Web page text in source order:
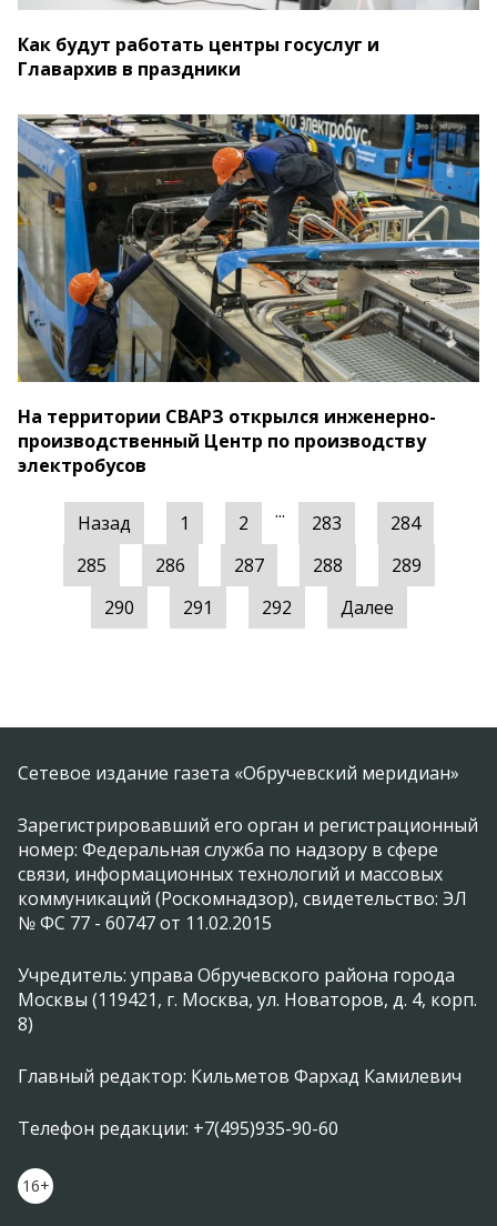
Как будут работать центры госуслуг и
Главархив в праздники
На территории СВАРЗ открылся инженерно-
производственный Центр по производству
электробусов
Назад 1 2 ... 283
284
285
286 287 288
289
290
291 292 Далее
Сетевое издание газета «Обручевский меридиан»
Зарегистрировавший его орган и регистрационный
номер: Федеральная служба по надзору в сфере
связи, информационных технологий и массовых
коммуникаций (Роскомнадзор), свидетельство: ЭЛ
№ ФС 77 - 60747 от 11.02.2015
Учредитель: управа Обручевского района города
Москвы (119421, г. Москва, ул. Новаторов, д. 4, корп.
8)
Главный редактор: Кильметов Фархад Камилевич
Телефон редакции: +7(495)935-90-60
16+